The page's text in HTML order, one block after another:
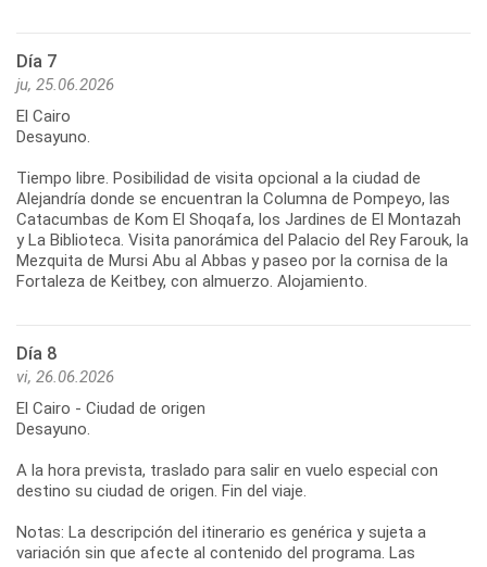
Día 7
ju, 25.06.2026
El Cairo
Desayuno.
Tiempo libre. Posibilidad de visita opcional a la ciudad de
Alejandría donde se encuentran la Columna de Pompeyo, las
Catacumbas de Kom El Shoqafa, los Jardines de El Montazah
y La Biblioteca. Visita panorámica del Palacio del Rey Farouk, la
Mezquita de Mursi Abu al Abbas y paseo por la cornisa de la
Fortaleza de Keitbey, con almuerzo. Alojamiento.
Día 8
vi, 26.06.2026
El Cairo - Ciudad de origen
Desayuno.
A la hora prevista, traslado para salir en vuelo especial con
destino su ciudad de origen. Fin del viaje.
Notas: La descripción del itinerario es genérica y sujeta a
variación sin que afecte al contenido del programa. Las